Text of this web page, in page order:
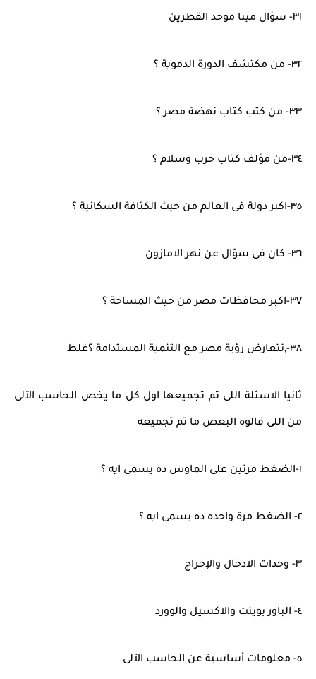
٣١- سؤال مينا موحد القطرين
٣٢- من مكتشف الدورة الدموية ؟
٣٣- من كتب كتاب نهضة مصر ؟
٣٤-من مؤلف كتاب حرب وسلام ؟
٣٥-اكبر دولة فى العالم من حيث الكثافة السكانية ؟
٣٦- كان فى سؤال عن نهر الامازون
٣٧-اكبر محافظات مصر من حيث المساحة ؟
٣٨-,تتعارض رؤية مصر مع التنمية المستدامة ؟غلط
ثانيا الاسئلة اللى تم تجميعها اول كل ما يخص الحاسب الآلى
من اللى قالوه البعض ما تم تجميعه
١-الضغط مرتين على الماوس ده يسمى ايه ؟
٢- الضغط مرة واحده ده يسمى ايه ؟
٣- وحدات الادخال والإخراج
٤- الباور بوينت والاكسيل والوورد
٥- معلومات أساسية عن الحاسب الآلى